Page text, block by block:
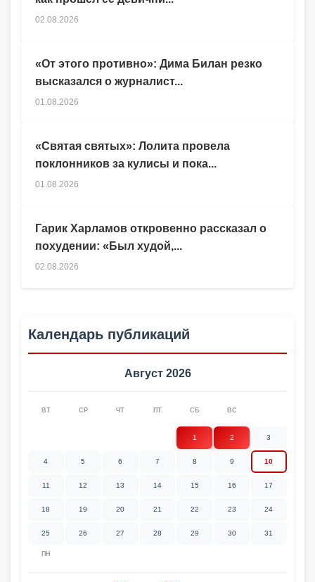
Гарик Харламов откровенно рассказал о
похудении: «Был худой,...
02.08.2026
02.08.2026
«От этого противно»: Дима Билан резко
высказался о журналист...
01.08.2026
«Святая святых»: Лолита провела
поклонников за кулисы и пока...
01.08.2026
Календарь публикаций
Август 2026
ПН
ВТ СР ЧТ ПТ СБ ВС
1 2 3
4 5 6 7 8 9 10
11 12 13 14 15 16 17
18 19 20 21 22 23 24
25 26 27 28 29 30 31